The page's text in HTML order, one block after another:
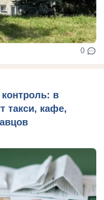
0
в
такси, кафе,